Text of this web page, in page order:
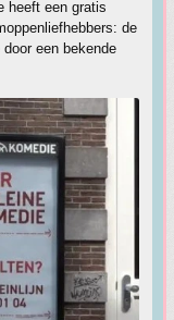
heeft een gratis
de
een bekende